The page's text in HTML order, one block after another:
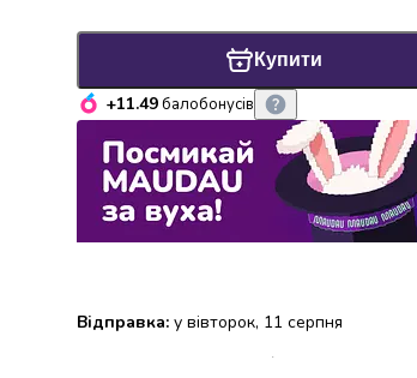
Купити
+11.49балобонусів
Відправка: у вівторок, 11 серпня